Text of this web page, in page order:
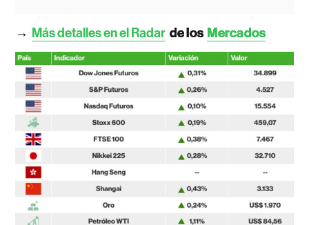
→ Más detalles en el Radar de los Mercados